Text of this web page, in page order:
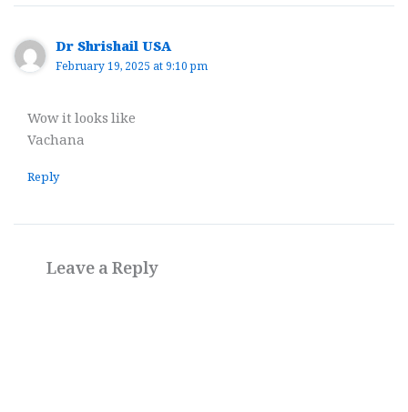
Dr Shrishail USA
February 19, 2025 at 9:10 pm
Wow it looks like
Vachana
Reply
Leave a Reply